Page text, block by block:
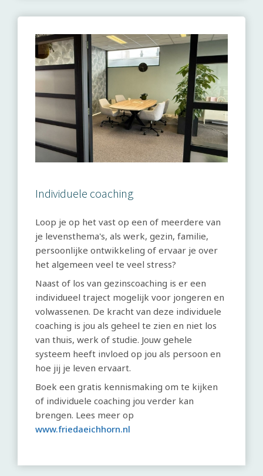
Individuele coaching
Loop je op het vast op een of meerdere van
je levensthema's, als werk, gezin, familie,
persoonlijke ontwikkeling of ervaar je over
het algemeen veel te veel stress?
Naast of los van gezinscoaching is er een
individueel traject mogelijk voor jongeren en
volwassenen. De kracht van deze individuele
coaching is jou als geheel te zien en niet los
van thuis, werk of studie. Jouw gehele
systeem heeft invloed op jou als persoon en
hoe jij je leven ervaart.
Boek een gratis kennismaking om te kijken
of individuele coaching jou verder kan
brengen. Lees meer op
www.friedaeichhorn.nl